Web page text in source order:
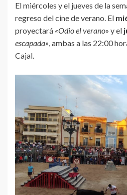
El miércoles y el jueves de la
regreso del cine de verano. El
proyectará «Odio el verano» y el
escapada» , ambas a las 22:00
Cajal.